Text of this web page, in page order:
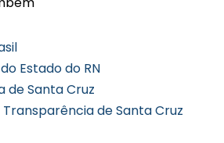
Estado do RN
de Santa Cruz
de Santa Cruz